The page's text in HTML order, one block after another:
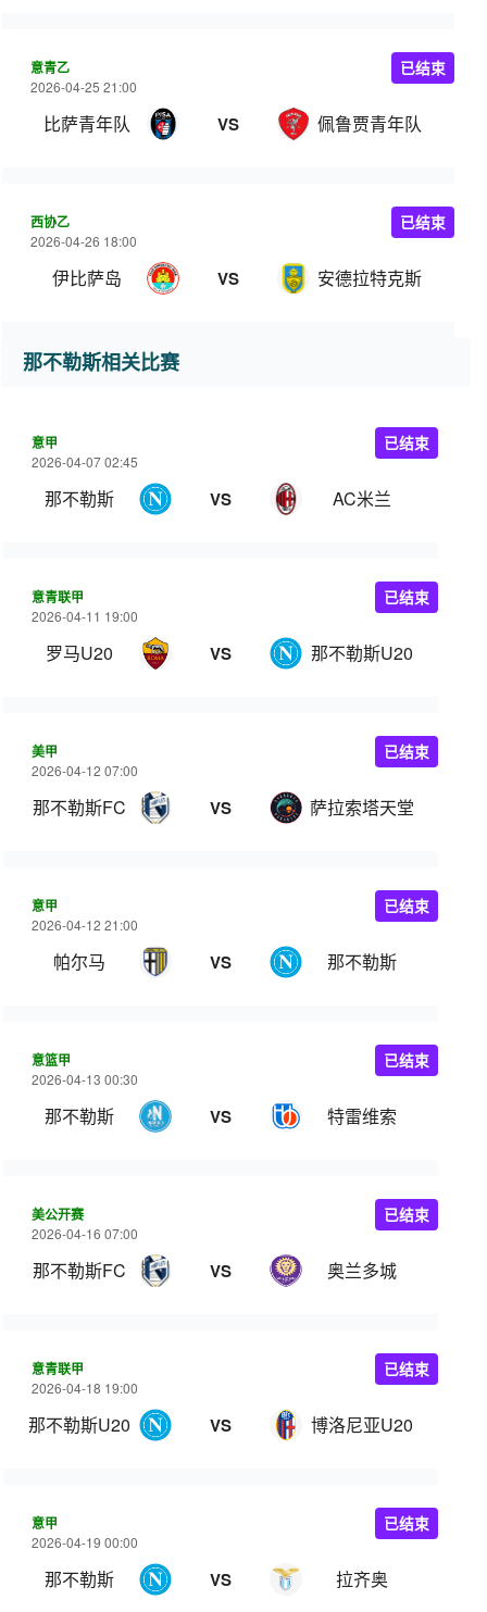
意青乙
2026-04-25 21:00
比萨青年队 VS 佩鲁贾青年队
已结束
西协乙
2026-04-26 18:00
伊比萨岛 VS 安德拉特克斯
已结束
那不勒斯相关比赛
意甲
2026-04-07 02:45
那不勒斯 VS AC米兰
已结束
意青联甲
2026-04-11 19:00
罗马U20 VS 那不勒斯U20
已结束
美甲
2026-04-12 07:00
那不勒斯FC VS 萨拉索塔天堂
已结束
意甲
2026-04-12 21:00
帕尔马 VS 那不勒斯
已结束
意篮甲
2026-04-13 00:30
那不勒斯 VS 特雷维索
已结束
美公开赛
2026-04-16 07:00
那不勒斯FC VS 奥兰多城
已结束
意青联甲
2026-04-18 19:00
那不勒斯U20 VS 博洛尼亚U20
已结束
意甲
2026-04-19 00:00
那不勒斯 VS 拉齐奥
已结束